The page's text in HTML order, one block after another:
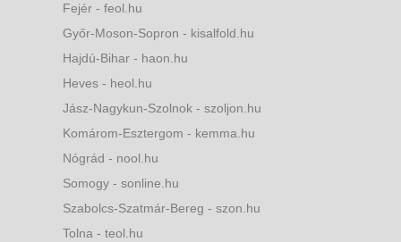
Fejér - feol.hu
Győr-Moson-Sopron - kisalfold.hu
Hajdú-Bihar - haon.hu
Heves - heol.hu
Jász-Nagykun-Szolnok - szoljon.hu
Komárom-Esztergom - kemma.hu
Nógrád - nool.hu
Somogy - sonline.hu
Szabolcs-Szatmár-Bereg - szon.hu
Tolna - teol.hu